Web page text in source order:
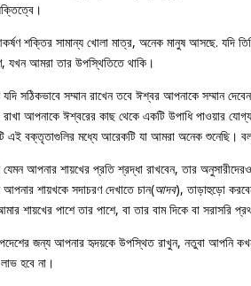
শক্তির সামান্য খোলা মাত্র, অনেক মানুষ আসছে. যদি
যখন আমরা তার উপস্থিতিতে থাকি।
সঠিকভাবে সম্মান রাখেন তবে ঈশ্বর আপনাকে সম্মান
রাখা আপনাকে ঈশ্বরের কাছ থেকে একটি উপাধি পাওয়ার
এই বক্তৃতাগুলির মধ্যে আরেকটি যা আমরা অনেক শুনেছি।
আপনার শায়খের প্রতি শ্রদ্ধা রাখবেন, তার
শায়খকে সদাচরণ দেখাতে চান(আদব), তাড়াহুড়ো
শায়খের পাশে তার পাশে, বা তার বাম দিকে বা সরাসরি
জন্য আপনার হৃদয়কে উপস্থিত রাখুন, নতুবা আপনি
হবে না।